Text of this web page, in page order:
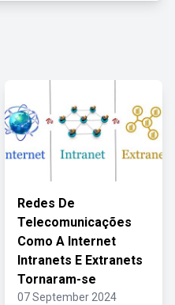
Redes De
Telecomunicações
Como A Internet
Intranets E Extranets
Tornaram-se
07 September 2024